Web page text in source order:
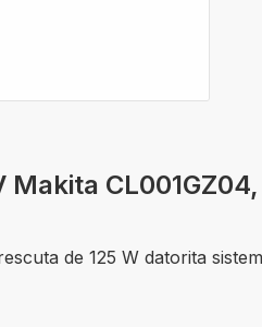
de 125 W datorita